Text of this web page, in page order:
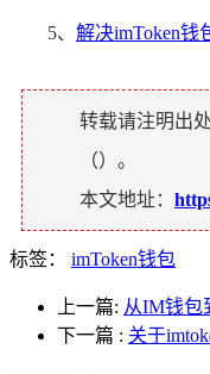
5、 解决imToken钱
转载请注明出处
（）。
本文地址：
标签： imToken钱包
上一篇: 从IM钱包
下一篇 : 关于